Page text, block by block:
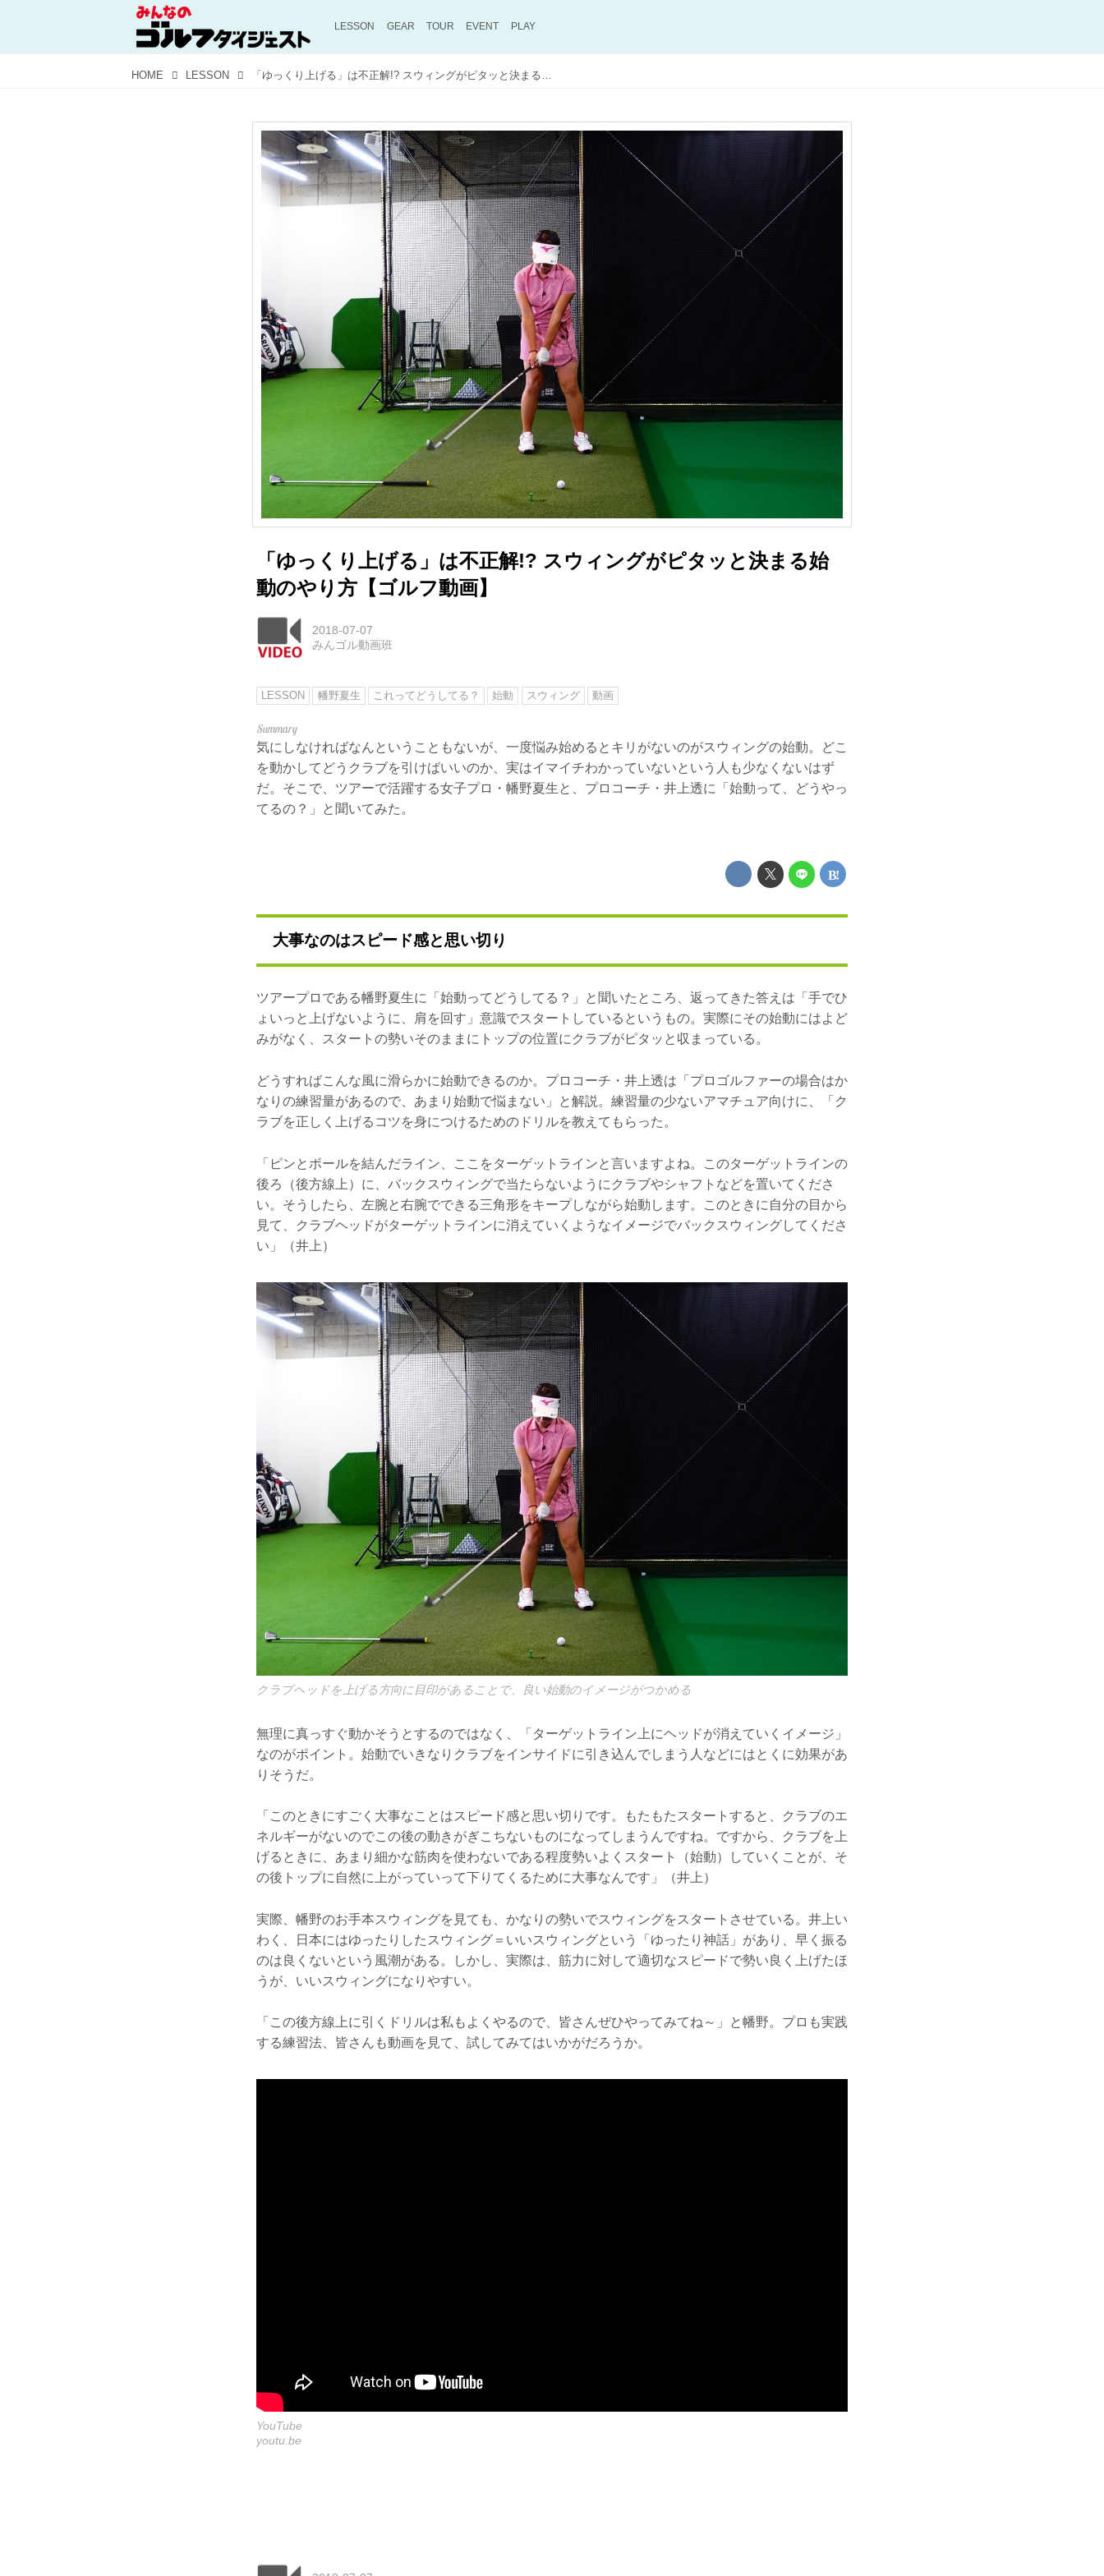
LESSON GEAR TOUR EVENT PLAY
HOME LESSON 「ゆっくり上げる」は不正解!? スウィングがピタッと決まる始動のやり方【ゴルフ動画】
「ゆっくり上げる」は不正解!? スウィングがピタッと決まる始
動のやり方【ゴルフ動画】
2018-07-07
みんゴル動画班
LESSON 幡野夏生 これってどうしてる？ 始動 スウィング 動画
気にしなければなんということもないが、一度悩み始めるとキリがないのがスウィングの始動。どこ
を動かしてどうクラブを引けばいいのか、実はイマイチわかっていないという人も少なくないはず
だ。そこで、ツアーで活躍する女子プロ・幡野夏生と、プロコーチ・井上透に「始動って、どうやっ
てるの？」と聞いてみた。
大事なのはスピード感と思い切り
ツアープロである幡野夏生に「始動ってどうしてる？」と聞いたところ、返ってきた答えは「手でひ
ょいっと上げないように、肩を回す」意識でスタートしているというもの。実際にその始動にはよど
みがなく、スタートの勢いそのままにトップの位置にクラブがピタッと収まっている。
どうすればこんな風に滑らかに始動できるのか。プロコーチ・井上透は「プロゴルファーの場合はか
なりの練習量があるので、あまり始動で悩まない」と解説。練習量の少ないアマチュア向けに、「ク
ラブを正しく上げるコツを身につけるためのドリルを教えてもらった。
「ピンとボールを結んだライン、ここをターゲットラインと言いますよね。このターゲットラインの
後ろ（後方線上）に、バックスウィングで当たらないようにクラブやシャフトなどを置いてくださ
い。そうしたら、左腕と右腕でできる三角形をキープしながら始動します。このときに自分の目から
見て、クラブヘッドがターゲットラインに消えていくようなイメージでバックスウィングしてくださ
い」（井上）
クラブヘッドを上げる方向に目印があることで、良い始動のイメージがつかめる
無理に真っすぐ動かそうとするのではなく、「ターゲットライン上にヘッドが消えていくイメージ」
なのがポイント。始動でいきなりクラブをインサイドに引き込んでしまう人などにはとくに効果があ
りそうだ。
「このときにすごく大事なことはスピード感と思い切りです。もたもたスタートすると、クラブのエ
ネルギーがないのでこの後の動きがぎこちないものになってしまうんですね。ですから、クラブを上
げるときに、あまり細かな筋肉を使わないである程度勢いよくスタート（始動）していくことが、そ
の後トップに自然に上がっていって下りてくるために大事なんです」（井上）
実際、幡野のお手本スウィングを見ても、かなりの勢いでスウィングをスタートさせている。井上い
わく、日本にはゆったりしたスウィング＝いいスウィングという「ゆったり神話」があり、早く振る
のは良くないという風潮がある。しかし、実際は、筋力に対して適切なスピードで勢い良く上げたほ
うが、いいスウィングになりやすい。
「この後方線上に引くドリルは私もよくやるので、皆さんぜひやってみてね～」と幡野。プロも実践
する練習法、皆さんも動画を見て、試してみてはいかがだろうか。
YouTube
youtu.be